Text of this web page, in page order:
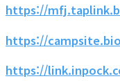
https://
https://
https://